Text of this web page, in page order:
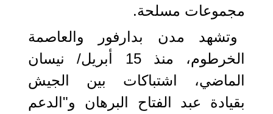
مجموعات مسلحة.
وتشهد مدن بدارفور والعاصمة
الخرطوم، منذ 15 أبريل/ نيسان
الماضي، اشتباكات بين الجيش
بقيادة عبد الفتاح البرهان و"الدعم